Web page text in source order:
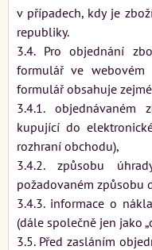
v případech, kdy je
republiky.
3.4. Pro objednání
formulář ve webovém
formulář obsahuje
3.4.1. objednávaném
kupující do
rozhraní obchodu),
3.4.2. způsobu
požadovaném způsobu
3.4.3. informace o
(dále společně jen jako
3.5. Před zasláním